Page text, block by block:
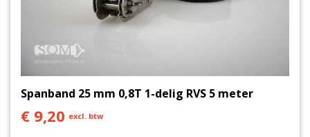
Spanband 25 mm 0,8T 1-delig RVS 5 meter
€ 9,20 excl. btw